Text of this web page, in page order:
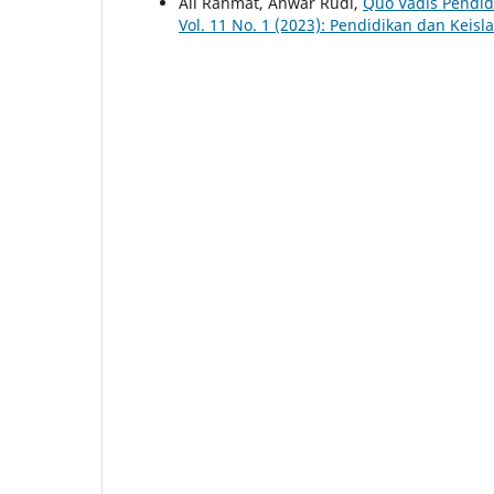
Vol. 11 No. 1 (2023): Pendidikan dan